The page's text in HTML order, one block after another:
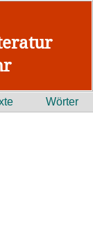
Wörter